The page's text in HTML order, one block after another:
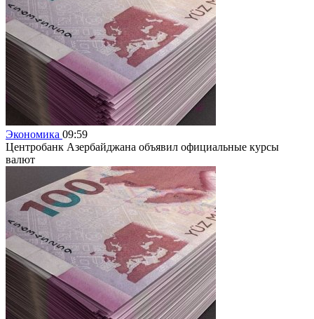
Экономика 09:59
Центробанк Азербайджана объявил официальные курсы
валют